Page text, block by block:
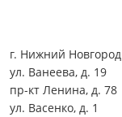
г. Нижний Новгород
ул. Ванеева, д. 19
пр-кт Ленина, д. 78
ул. Васенко, д. 1